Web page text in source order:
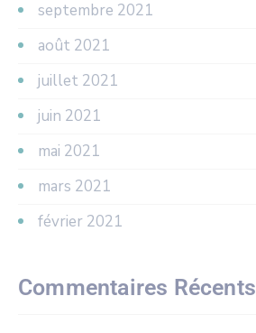
septembre 2021
août 2021
juillet 2021
juin 2021
mai 2021
mars 2021
février 2021
Commentaires Récents